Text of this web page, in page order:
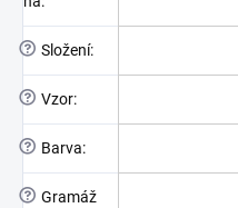
? Složení:
? Vzor:
? Barva:
? Gramáž